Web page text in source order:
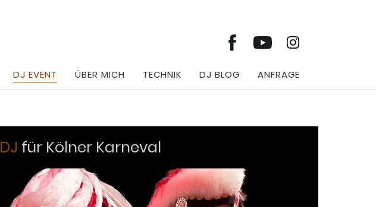
DJ EVENT ÜBER MICH TECHNIK DJ BLOG ANFRAGE
DJ für Kölner Karneval